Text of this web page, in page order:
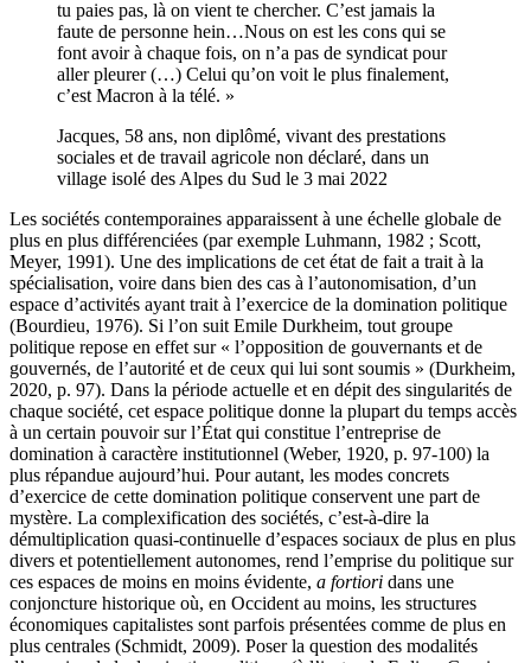
tu paies pas, là on vient te chercher. C’est jamais la
faute de personne hein…Nous on est les cons qui se
font avoir à chaque fois, on n’a pas de syndicat pour
aller pleurer (…) Celui qu’on voit le plus finalement,
c’est Macron à la télé. »
Jacques, 58 ans, non diplômé, vivant des prestations
sociales et de travail agricole non déclaré, dans un
village isolé des Alpes du Sud le 3 mai 2022
Les sociétés contemporaines apparaissent à une échelle globale de
plus en plus différenciées (par exemple Luhmann, 1982 ; Scott,
Meyer, 1991). Une des implications de cet état de fait a trait à la
spécialisation, voire dans bien des cas à l’autonomisation, d’un
espace d’activités ayant trait à l’exercice de la domination politique
(Bourdieu, 1976). Si l’on suit Emile Durkheim, tout groupe
politique repose en effet sur « l’opposition de gouvernants et de
gouvernés, de l’autorité et de ceux qui lui sont soumis » (Durkheim,
2020, p. 97). Dans la période actuelle et en dépit des singularités de
chaque société, cet espace politique donne la plupart du temps accès
à un certain pouvoir sur l’État qui constitue l’entreprise de
domination à caractère institutionnel (Weber, 1920, p. 97-100) la
plus répandue aujourd’hui. Pour autant, les modes concrets
d’exercice de cette domination politique conservent une part de
mystère. La complexification des sociétés, c’est-à-dire la
démultiplication quasi-continuelle d’espaces sociaux de plus en plus
divers et potentiellement autonomes, rend l’emprise du politique sur
ces espaces de moins en moins évidente, a fortiori dans une
conjoncture historique où, en Occident au moins, les structures
économiques capitalistes sont parfois présentées comme de plus en
plus centrales (Schmidt, 2009). Poser la question des modalités